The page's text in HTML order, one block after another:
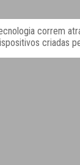
correm
criadas